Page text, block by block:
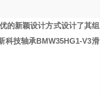
的新颖设计方式设计了其组
科技轴承BMW35HG1-V3滑